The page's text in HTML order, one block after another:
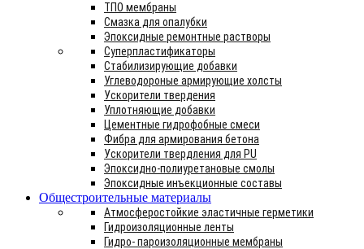
ТПО мембраны
Смазка для опалубки
Эпоксидные ремонтные растворы
Суперпластификаторы
Стабилизирующие добавки
Углеводороные армирующие холсты
Ускорители твердения
Уплотняющие добавки
Цементные гидрофобные смеси
Фибра для армирования бетона
Ускорители твердления для PU
Эпоксидно-полиуретановые смолы
Эпоксидные инъекционные составы
Общестроительные материалы
Атмосферостойкие эластичные герметики
Гидроизоляционные ленты
Гидро- пароизоляционные мембраны